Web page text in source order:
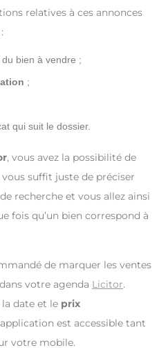
relatives à ces annonces
bien à vendre ;
;
qui suit le dossier.
, vous avez la possibilité de
suffit juste de préciser
recherche et vous allez ainsi
fois qu’un bien correspond à
de marquer les ventes
votre agenda Licitor.
date et le prix
est accessible tant
votre mobile.